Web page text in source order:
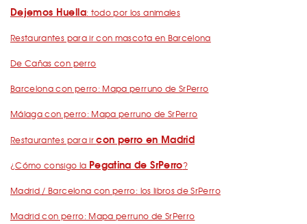
Dejemos Huella: todo por los animales
Restaurantes para ir con mascota en Barcelona
De Cañas con perro
Barcelona con perro: Mapa perruno de SrPerro
Málaga con perro: Mapa perruno de SrPerro
Restaurantes para ircon perro en Madrid
¿Cómo consigo la Pegatina de SrPerro?
Madrid / Barcelona con perro: los libros de SrPerro
Madrid con perro: Mapa perruno de SrPerro